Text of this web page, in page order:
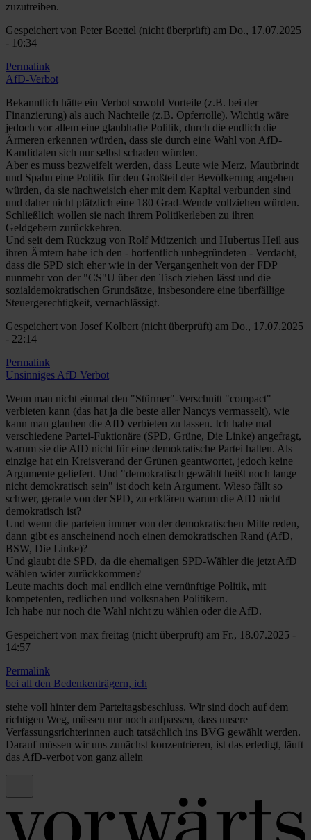
zuzutreiben.
Gespeichert von Peter Boettel (nicht überprüft) am Do., 17.07.2025
- 10:34
Permalink
AfD-Verbot
Bekanntlich hätte ein Verbot sowohl Vorteile (z.B. bei der
Finanzierung) als auch Nachteile (z.B. Opferrolle). Wichtig wäre
jedoch vor allem eine glaubhafte Politik, durch die endlich die
Ärmeren erkennen würden, dass sie durch eine Wahl von AfD-
Kandidaten sich nur selbst schaden würden.
Aber es muss bezweifelt werden, dass Leute wie Merz, Mautbrindt
und Spahn eine Politik für den Großteil der Bevölkerung angehen
würden, da sie nachweisich eher mit dem Kapital verbunden sind
und daher nicht plätzlich eine 180 Grad-Wende vollziehen würden.
Schließlich wollen sie nach ihrem Politikerleben zu ihren
Geldgebern zurückkehren.
Und seit dem Rückzug von Rolf Mützenich und Hubertus Heil aus
ihren Ämtern habe ich den - hoffentlich unbegründeten - Verdacht,
dass die SPD sich eher wie in der Vergangenheit von der FDP
nunmehr von der "CS"U über den Tisch ziehen lässt und die
sozialdemokratischen Grundsätze, insbesondere eine überfällige
Steuergerechtigkeit, vernachlässigt.
Gespeichert von Josef Kolbert (nicht überprüft) am Do., 17.07.2025
- 22:14
Permalink
Unsinniges AfD Verbot
Wenn man nicht einmal den "Stürmer"-Verschnitt "compact"
verbieten kann (das hat ja die beste aller Nancys vermasselt), wie
kann man glauben die AfD verbieten zu lassen. Ich habe mal
verschiedene Partei-Fuktionäre (SPD, Grüne, Die Linke) angefragt,
warum sie die AfD nicht für eine demokratische Partei halten. Als
einzige hat ein Kreisverand der Grünen geantwortet, jedoch keine
Argumente geliefert. Und "demokratisch gewählt heißt noch lange
nicht demokratisch sein" ist doch kein Argument. Wieso fällt so
schwer, gerade von der SPD, zu erklären warum die AfD nicht
demokratisch ist?
Und wenn die parteien immer von der demokratischen Mitte reden,
dann gibt es anscheinend noch einen demokratischen Rand (AfD,
BSW, Die Linke)?
Und glaubt die SPD, da die ehemaligen SPD-Wähler die jetzt AfD
wählen wider zurückkommen?
Leute machts doch mal endlich eine vernünftige Politik, mit
kompetenten, redlichen und volksnahen Politikern.
Ich habe nur noch die Wahl nicht zu wählen oder die AfD.
Gespeichert von max freitag (nicht überprüft) am Fr., 18.07.2025 -
14:57
Permalink
bei all den Bedenkenträgern, ich
stehe voll hinter dem Parteitagsbeschluss. Wir sind doch auf dem
richtigen Weg, müssen nur noch aufpassen, dass unsere
Verfassungsrichterinnen auch tatsächlich ins BVG gewählt werden.
Darauf müssen wir uns zunächst konzentrieren, ist das erledigt, läuft
das AfD-verbot von ganz allein